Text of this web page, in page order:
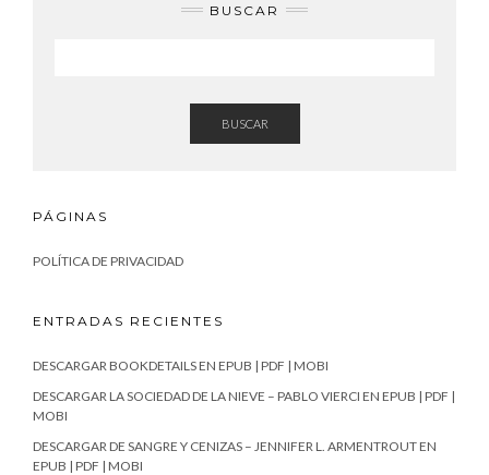
BUSCAR
BUSCAR
PÁGINAS
POLÍTICA DE PRIVACIDAD
ENTRADAS RECIENTES
DESCARGAR BOOKDETAILS EN EPUB | PDF | MOBI
DESCARGAR LA SOCIEDAD DE LA NIEVE – PABLO VIERCI EN EPUB | PDF |
MOBI
DESCARGAR DE SANGRE Y CENIZAS – JENNIFER L. ARMENTROUT EN
EPUB | PDF | MOBI